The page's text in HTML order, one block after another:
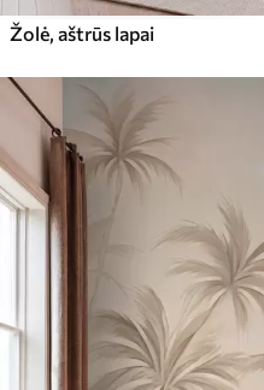
Žolė, aštrūs lapai